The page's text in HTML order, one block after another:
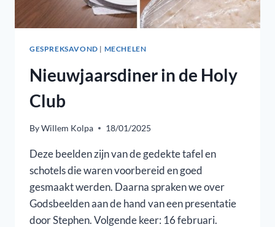
GESPREKSAVOND | MECHELEN
Nieuwjaarsdiner in de Holy
Club
ByWillem Kolpa 18/01/2025
Deze beelden zijn van de gedekte tafel en
schotels die waren voorbereid en goed
gesmaakt werden. Daarna spraken we over
Godsbeelden aan de hand van een presentatie
door Stephen. Volgende keer: 16 februari.